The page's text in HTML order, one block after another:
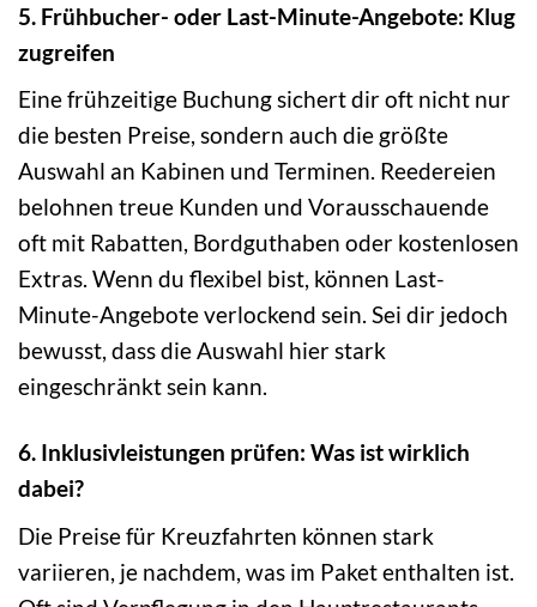
5. Frühbucher- oder Last-Minute-Angebote: Klug
zugreifen
Eine frühzeitige Buchung sichert dir oft nicht nur
die besten Preise, sondern auch die größte
Auswahl an Kabinen und Terminen. Reedereien
belohnen treue Kunden und Vorausschauende
oft mit Rabatten, Bordguthaben oder kostenlosen
Extras. Wenn du flexibel bist, können Last-
Minute-Angebote verlockend sein. Sei dir jedoch
bewusst, dass die Auswahl hier stark
eingeschränkt sein kann.
6. Inklusivleistungen prüfen: Was ist wirklich
dabei?
Die Preise für Kreuzfahrten können stark
variieren, je nachdem, was im Paket enthalten ist.